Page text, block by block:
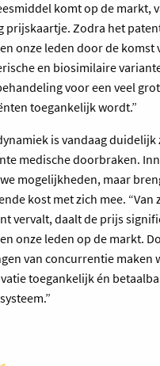
komt op de markt,
prijskaartje. Zodra het
onze leden door de komst
en biosimilaire
voor een veel
toegankelijk wordt.”
is vandaag
medische doorbraken.
mogelijkheden, maar
kost met zich mee. “Van
vervalt, daalt de prijs
onze leden op de markt.
van concurrentie maken
toegankelijk én